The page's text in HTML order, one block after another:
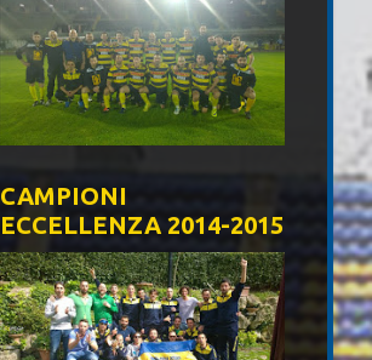
CAMPIONI
ECCELLENZA 2014-2015